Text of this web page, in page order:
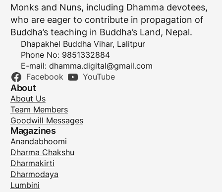
Monks and Nuns, including Dhamma devotees,
who are eager to contribute in propagation of
Buddha’s teaching in Buddha’s Land, Nepal.
Dhapakhel Buddha Vihar, Lalitpur
Phone No: 9851332884
E-mail: dhamma.digital@gmail.com
Facebook YouTube
About
About Us
Team Members
Goodwill Messages
Magazines
Anandabhoomi
Dharma Chakshu
Dharmakirti
Dharmodaya
Lumbini